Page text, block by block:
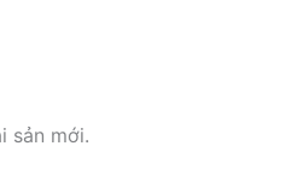
sản mới.